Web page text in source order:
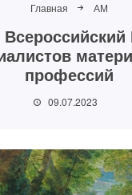
Главная АМ
профессий
09.07.2023